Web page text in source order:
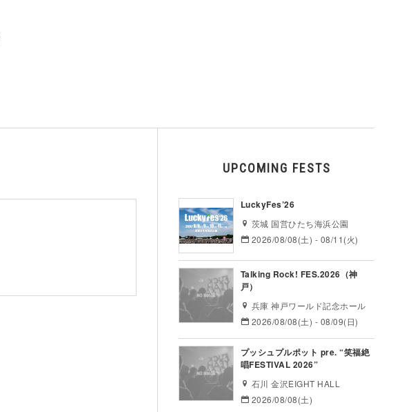
UPCOMING FESTS
LuckyFes’26
茨城 国営ひたち海浜公園
2026/08/08(土) - 08/11(火)
Talking Rock! FES.2026（神
戸）
兵庫 神戸ワールド記念ホール
2026/08/08(土) - 08/09(日)
プッシュプルポット pre. “笑福絶
唱FESTIVAL 2026”
石川 金沢EIGHT HALL
2026/08/08(土)